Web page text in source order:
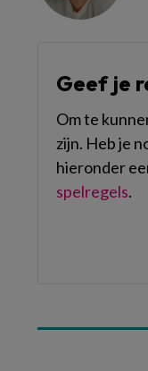
Geef je
Om te
zijn. Heb je
hieronder
spelregels.